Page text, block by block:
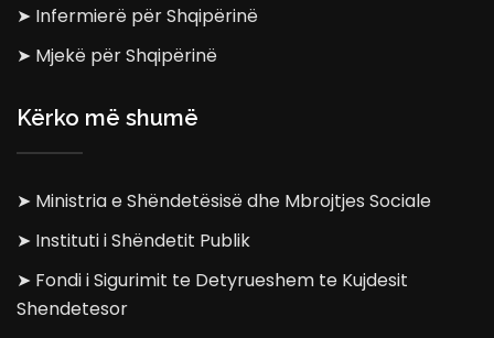
➤ Infermierë për Shqipërinë
➤ Mjekë për Shqipërinë
Kërko më shumë
➤ Ministria e Shëndetësisë dhe Mbrojtjes Sociale
➤ Instituti i Shëndetit Publik
➤ Fondi i Sigurimit te Detyrueshem te Kujdesit
Shendetesor